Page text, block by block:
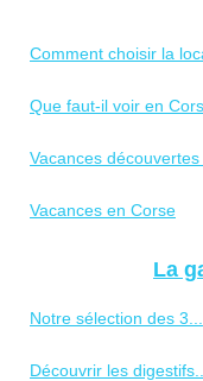
Comment choisir la
Que faut-il voir en
Vacances découvertes
Vacances en Corse
La
Notre sélection des 3...
Découvrir les digestifs...